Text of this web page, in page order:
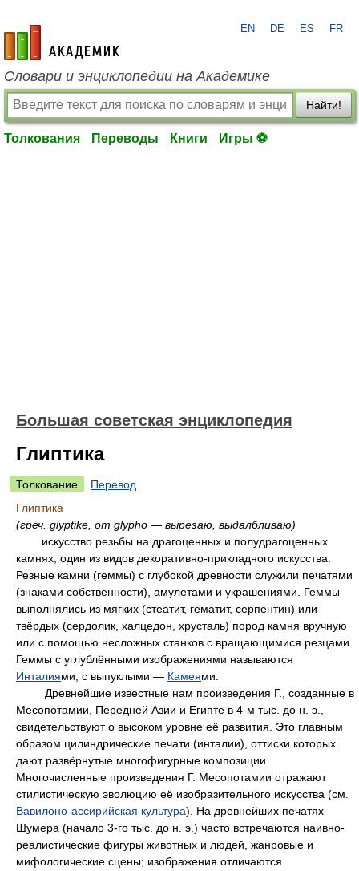
academic.ru
EN DE ES FR
Словари и энциклопедии на Академике
Найти!
Толкования Переводы Книги Игры ⚽
Большая советская энциклопедия
Глиптика
Толкование
Перевод
Глиптика
(греч. glyptike, от glypho — вырезаю, выдалбливаю)
искусство резьбы на драгоценных и полудрагоценных
камнях, один из видов декоративно-прикладного искусства.
Резные камни (геммы) с глубокой древности служили печатями
(знаками собственности), амулетами и украшениями. Геммы
выполнялись из мягких (стеатит, гематит, серпентин) или
твёрдых (сердолик, халцедон, хрусталь) пород камня вручную
или с помощью несложных станков с вращающимися резцами.
Геммы с углублёнными изображениями называются
Инталиями, с выпуклыми — Камеями.
Древнейшие известные нам произведения Г., созданные в
Месопотамии, Передней Азии и Египте в 4-м тыс. до н. э.,
свидетельствуют о высоком уровне её развития. Это главным
образом цилиндрические печати (инталии), оттиски которых
дают развёрнутые многофигурные композиции.
Многочисленные произведения Г. Месопотамии отражают
стилистическую эволюцию её изобразительного искусства (см.
Вавилоно-ассирийская культура). На древнейших печатях
Шумера (начало 3-го тыс. до н. э.) часто встречаются наивно-
реалистические фигуры животных и людей, жанровые и
мифологические сцены; изображения отличаются